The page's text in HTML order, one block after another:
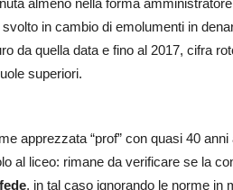
almeno nella forma
in cambio di emolumenti in
da quella data e fino al 2017, cifra
superiori.
apprezzata “prof” con quasi 40 anni
al liceo: rimane da verificare se la
, in tal caso ignorando le norme in